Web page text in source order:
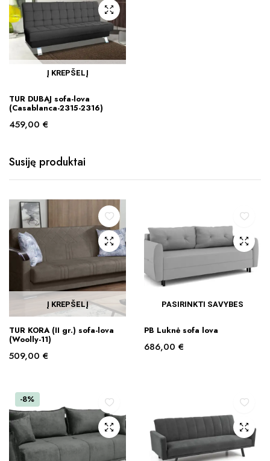
Į KREPŠELĮ
TUR DUBAJ sofa-lova
(Casablanca-2315-2316)
459,00 €
Susiję produktai
Į KREPŠELĮ
TUR KORA (II gr.) sofa-lova
(Woolly-11)
509,00 €
PASIRINKTI SAVYBES
product
has
may
be
chosen
PB Luknė sofa lova
686,00 €
-8%